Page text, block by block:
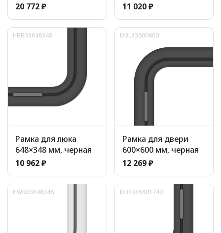
20 772 ₽
11 020 ₽
HBB33648348
Рамка для люка
648×348 мм, черная
10 962 ₽
DBL33600600
Рамка для двери
600×600 мм, черная
12 269 ₽
HWB33648348 DBR345801740